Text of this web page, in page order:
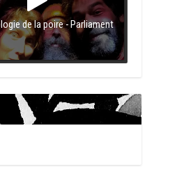
de la poire - Parliament